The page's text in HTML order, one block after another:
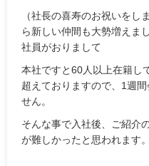
（社長の喜寿のお祝いをし
ら新しい仲間も大勢増えま
社員がおりまして
本社ですと60人以上在籍し
超えておりますので、1週
せん。
そんな事で入社後、ご紹介
が難しかったと思われます。